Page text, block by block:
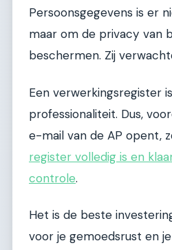
Persoonsgegevens is er
maar om de privacy van
beschermen. Zij
Een verwerkingsregister
professionaliteit. Dus,
e-mail van de AP opent,
register volledig is en
controle.
Het is de beste
voor je gemoedsrust en